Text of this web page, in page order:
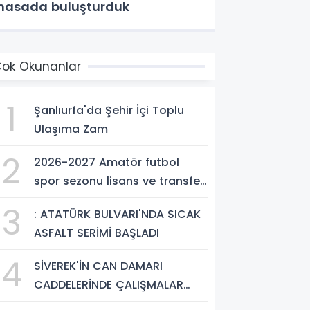
buluşturduk
Okunanlar
1
Şanlıurfa'da Şehir İçi Toplu
Ulaşıma Zam
2
2026-2027 Amatör futbol
spor sezonu lisans ve transfer
3
: ATATÜRK BULVARI'NDA SICAK
ASFALT SERİMİ BAŞLADI
4
SİVEREK'İN CAN DAMARI
CADDELERİNDE ÇALIŞMALAR